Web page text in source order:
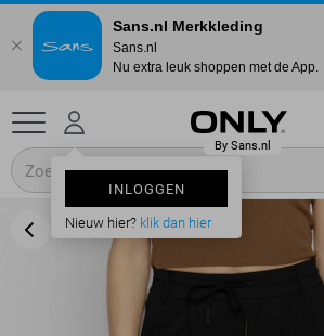
INLOGGEN
Nieuw hier? klik dan hier
Sans.nl Merkkleding
Sans.nl
Nu extra leuk shoppen met de App.